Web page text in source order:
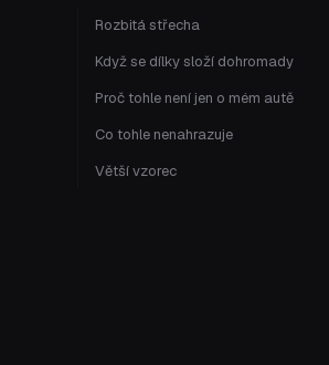
Rozbitá střecha
Když se dílky složí dohromady
Proč tohle není jen o mém autě
Co tohle nenahrazuje
Větší vzorec